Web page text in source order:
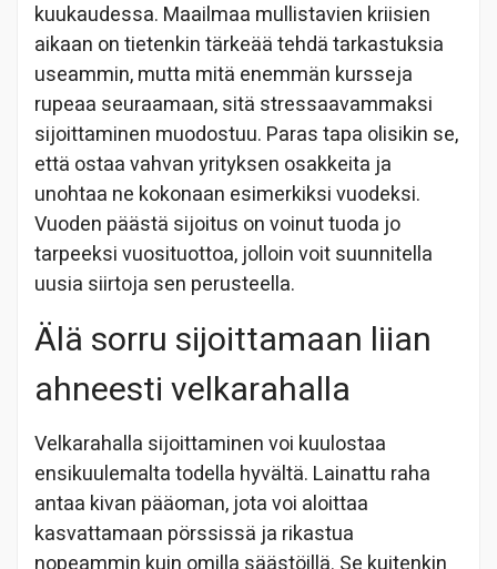
kuukaudessa. Maailmaa mullistavien kriisien
aikaan on tietenkin tärkeää tehdä tarkastuksia
useammin, mutta mitä enemmän kursseja
rupeaa seuraamaan, sitä stressaavammaksi
sijoittaminen muodostuu. Paras tapa olisikin se,
että ostaa vahvan yrityksen osakkeita ja
unohtaa ne kokonaan esimerkiksi vuodeksi.
Vuoden päästä sijoitus on voinut tuoda jo
tarpeeksi vuosituottoa, jolloin voit suunnitella
uusia siirtoja sen perusteella.
Älä sorru sijoittamaan liian
ahneesti velkarahalla
Velkarahalla sijoittaminen voi kuulostaa
ensikuulemalta todella hyvältä. Lainattu raha
antaa kivan pääoman, jota voi aloittaa
kasvattamaan pörssissä ja rikastua